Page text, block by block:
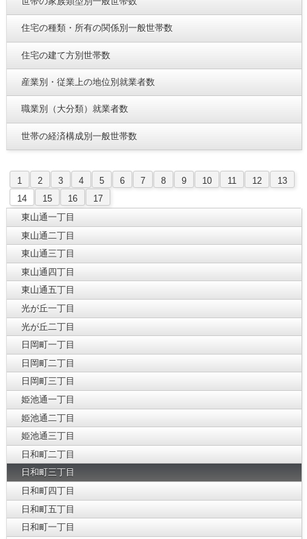
住宅の種類・所有の関係別一般世帯数
住宅の建て方別世帯数
産業別・従業上の地位別就業者数
職業別（大分類）就業者数
世帯の経済構成別一般世帯数
1 2 3 4 5 6 7 8 9 10 11 12
13
14
15 16
17
東山通一丁目
東山通二丁目
東山通三丁目
東山通四丁目
東山通五丁目
光が丘一丁目
光が丘二丁目
日岡町一丁目
日岡町二丁目
日岡町三丁目
姫池通一丁目
姫池通二丁目
姫池通三丁目
日和町二丁目
日和町三丁目
日和町四丁目
日和町五丁目
日和町一丁目